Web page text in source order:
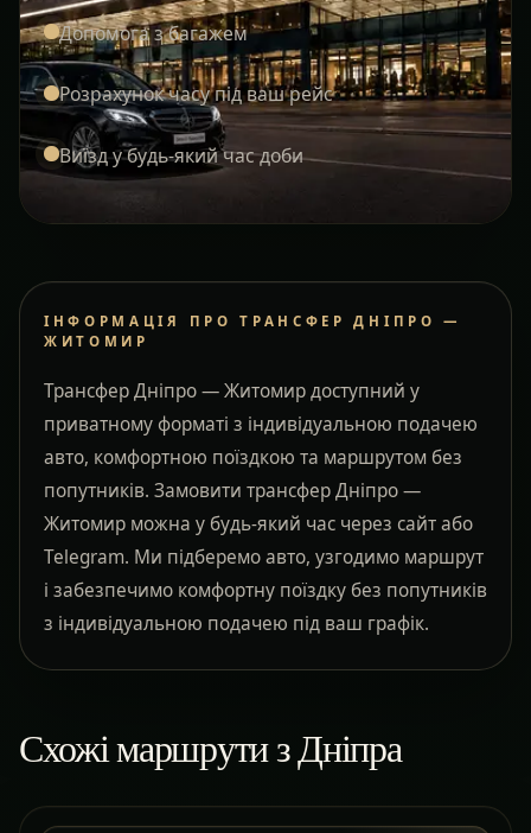
Допомога з багажем
Розрахунок часу під ваш рейс
Виїзд у будь-який час доби
ІНФОРМАЦІЯ ПРО ТРАНСФЕР ДНІПРО —
ЖИТОМИР
Трансфер Дніпро — Житомир доступний у
приватному форматі з індивідуальною подачею
авто, комфортною поїздкою та маршрутом без
попутників. Замовити трансфер Дніпро —
Житомир можна у будь-який час через сайт або
Telegram. Ми підберемо авто, узгодимо маршрут
і забезпечимо комфортну поїздку без попутників
з індивідуальною подачею під ваш графік.
Схожі маршрути з Дніпра